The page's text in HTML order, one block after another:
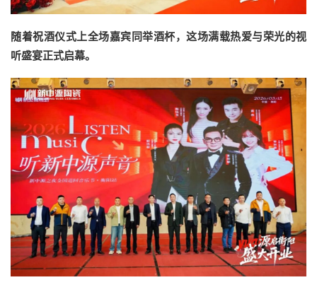
随着祝酒仪式上全场嘉宾同举酒杯，这场满载热爱与荣光的视
听盛宴正式启幕。